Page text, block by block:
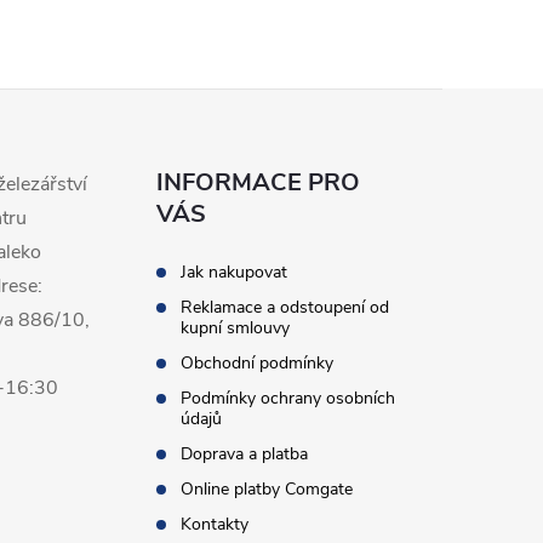
886/10,
16:30
INFORMACE PRO
VÁS
Jak nakupovat
Reklamace a odstoupení od
kupní smlouvy
Obchodní podmínky
Podmínky ochrany osobních
údajů
Doprava a platba
Online platby Comgate
Kontakty